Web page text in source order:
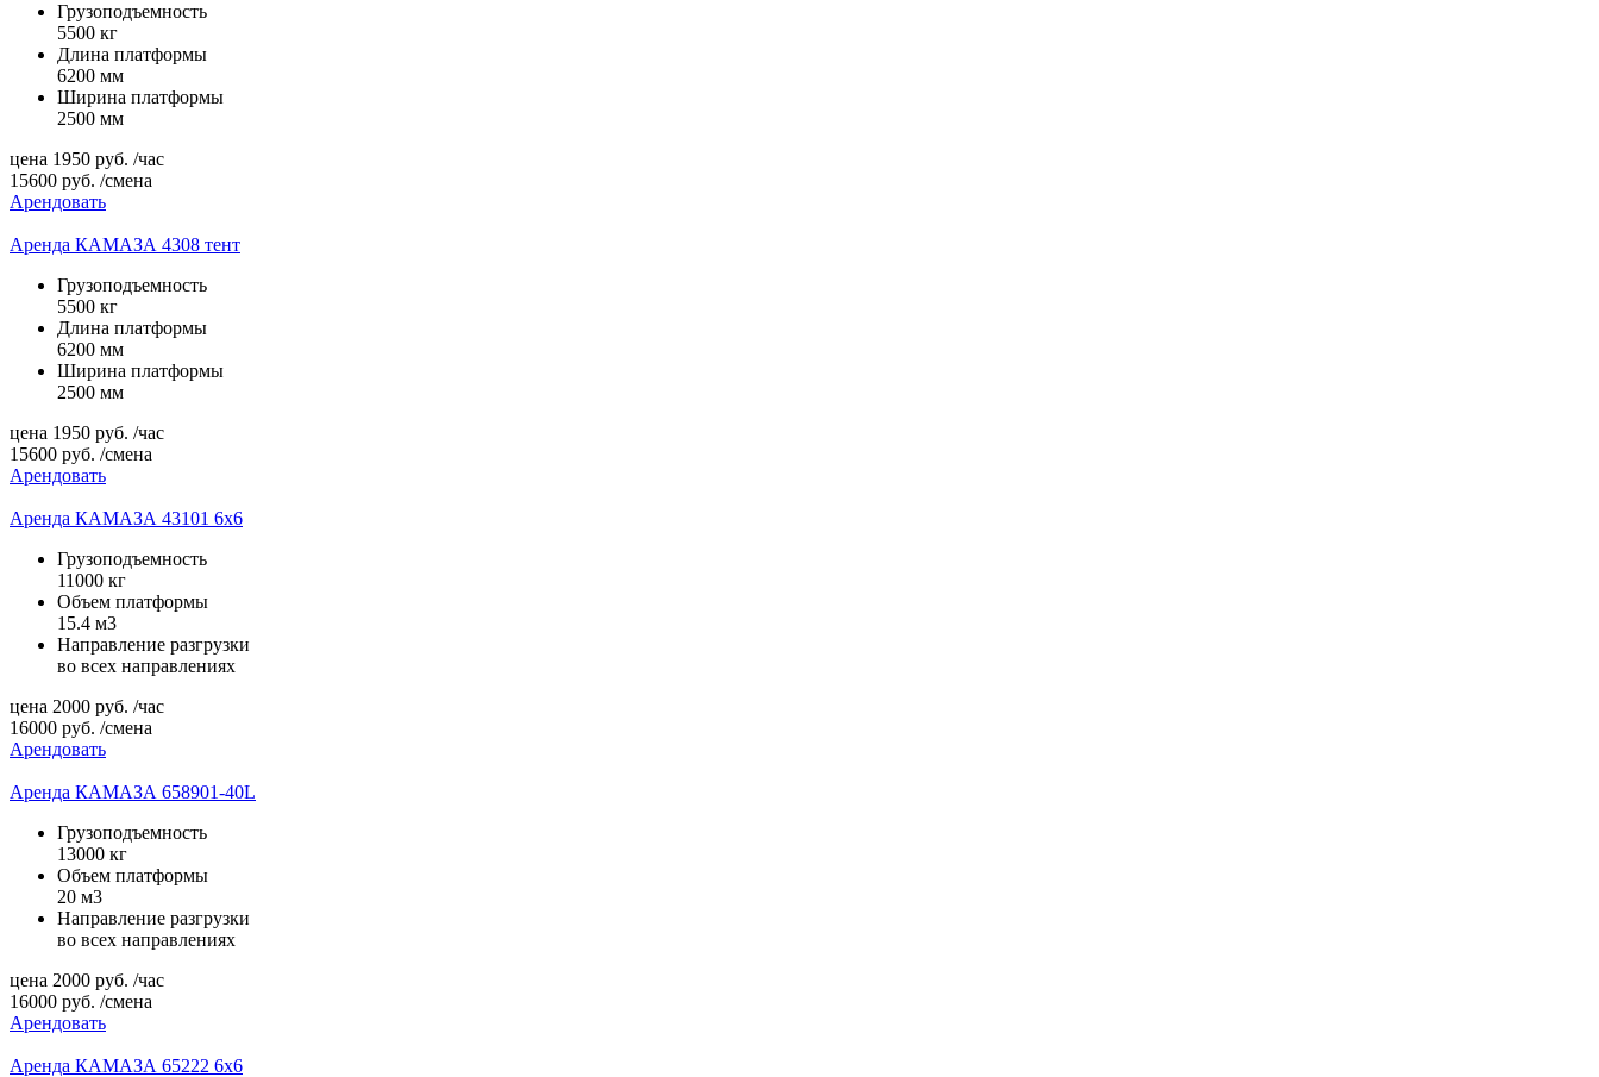
Грузоподъемность
5500 кг
Длина платформы
6200 мм
Ширина платформы
2500 мм
цена 1950 руб. /час
15600 руб. /смена
Арендовать
Аренда КАМАЗА 4308 тент
Грузоподъемность
5500 кг
Длина платформы
6200 мм
Ширина платформы
2500 мм
цена 1950 руб. /час
15600 руб. /смена
Арендовать
Аренда КАМАЗА 43101 6х6
Грузоподъемность
11000 кг
Объем платформы
15.4 м3
Направление разгрузки
во всех направлениях
цена 2000 руб. /час
16000 руб. /смена
Арендовать
Аренда КАМАЗА 658901-40L
Грузоподъемность
13000 кг
Объем платформы
20 м3
Направление разгрузки
во всех направлениях
цена 2000 руб. /час
16000 руб. /смена
Арендовать
Аренда КАМАЗА 65222 6х6